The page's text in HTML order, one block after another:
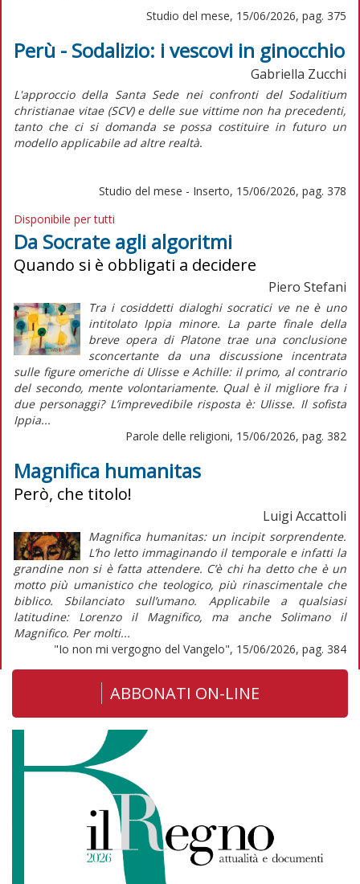
Studio del mese, 15/06/2026, pag. 375
Perù - Sodalizio: i vescovi in ginocchio
Gabriella Zucchi
L'approccio della Santa Sede nei confronti del Sodalitium
christianae vitae(SCV) e delle sue vittime non ha precedenti,
tanto che ci si domanda se possa costituire in futuro un
modello applicabile ad altre realtà.
Studio del mese - Inserto, 15/06/2026, pag. 378
Disponibile per tutti
Da Socrate agli algoritmi
Quando si è obbligati a decidere
Piero Stefani
Tra i cosiddetti dialoghi socratici ve ne è uno
intitolato Ippia minore. La parte finale della
breve opera di Platone trae una conclusione
sconcertante da una discussione incentrata
sulle figure omeriche di Ulisse e Achille: il primo, al contrario
del secondo, mente volontariamente. Qual è il migliore fra i
due personaggi? L’imprevedibile risposta è: Ulisse. Il sofista
Ippia...
Parole delle religioni, 15/06/2026, pag. 382
Magnifica humanitas
Però, che titolo!
Luigi Accattoli
Magnifica humanitas: un incipit sorprendente.
L’ho letto immaginando il temporale e infatti la
grandine non si è fatta attendere. C’è chi ha detto che è un
motto più umanistico che teologico, più rinascimentale che
biblico. Sbilanciato sull’umano. Applicabile a qualsiasi
latitudine: Lorenzo il Magnifico, ma anche Solimano il
Magnifico. Per molti...
"Io non mi vergogno del Vangelo", 15/06/2026, pag. 384
ABBONATI ON-LINE